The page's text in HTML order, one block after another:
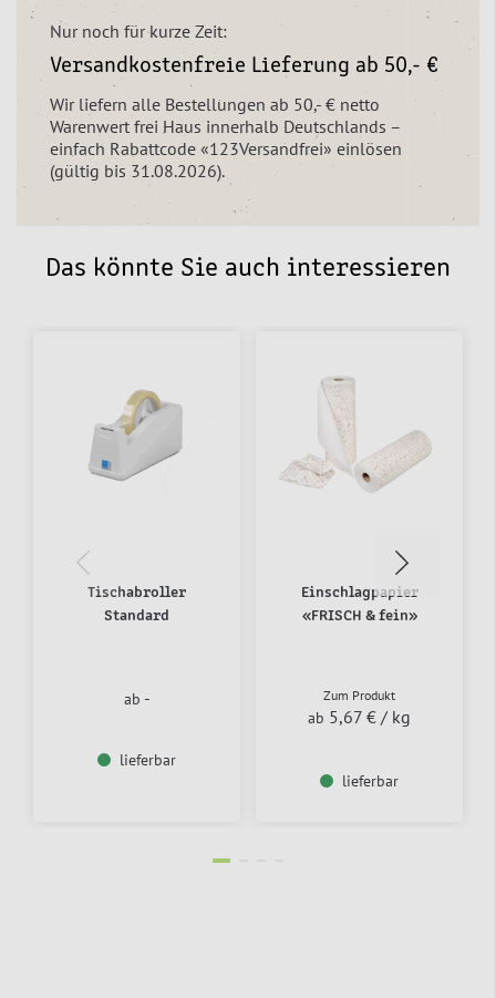
Nur noch für kurze Zeit:
Versandkostenfreie Lieferung ab 50,- €
Wir liefern alle Bestellungen ab 50,- € netto
Warenwert frei Haus innerhalb Deutschlands –
einfach Rabattcode «123Versandfrei» einlösen
(gültig bis 31.08.2026).
Das könnte Sie auch interessieren
Tischabroller
Standard
ab -
lieferbar
Einschlagpapier
«FRISCH & fein»
Zum Produkt
ab 5,67 € / kg
lieferbar